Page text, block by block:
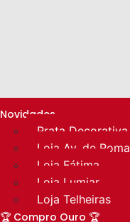
Novidades
Prata Decorativa
Loja Av. de Roma
Loja Fátima
Loja Lumiar
Loja Telheiras
🏆 Compro Ouro 🏆